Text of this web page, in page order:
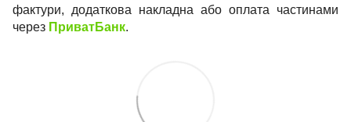
фактури, додаткова накладна або оплата частинами
через ПриватБанк.